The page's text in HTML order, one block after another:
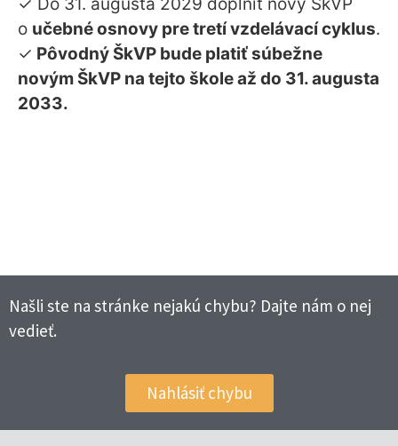
o učebné osnovy pre tretí vzdelávací cyklus.
✓ Pôvodný ŠkVP bude platiť súbežne
novým ŠkVP na tejto škole až do 31. augusta
2033.
Našli ste na stránke nejakú chybu? Dajte nám o nej
vedieť.
Nahlásiť chybu